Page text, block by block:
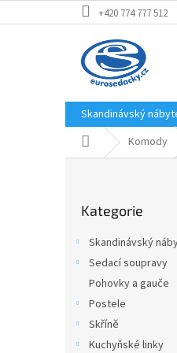
na
+420 774 777 512
Skandinávský
Domů Komody
kategorie
Kategorie
Skandinávský
Sedací soupravy
Pohovky a gauče
Postele
Skříně
Kuchyňské linky